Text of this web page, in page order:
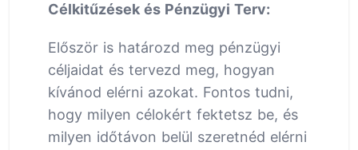
Célkitűzések és Pénzügyi Terv:
Először is határozd meg pénzügyi
céljaidat és tervezd meg, hogyan
kívánod elérni azokat. Fontos tudni,
hogy milyen célokért fektetsz be, és
milyen időtávon belül szeretnéd elérni